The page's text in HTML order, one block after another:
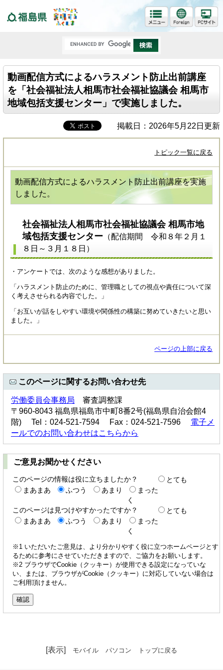
動画配信方式によるハラスメント防止出前講座
を「社会福祉法人相馬市社会福祉協議会 相馬市
地域包括支援センター」で実施しました。
掲載日：2026年5月22日更新
トピック一覧に戻る
動画配信方式によるハラスメント防止出前講座を実施
しました。
社会福祉法人相馬市社会福祉協議会 相馬市地
域包括支援センター​（配信期間 令和８年２月１
８日～３月１８ 日）
・アンケートでは、次のような感想がありました。
「ハラスメント防止のために、管理職としての視点や責任について深
く考えさせられる内容でした。」
「お互いが話をしやすい環境や関係性の構築に努めていきたいと思い
ました。」
ページの上部に戻る
このページに関するお問い合わせ先
労働委員会事務局 審査調整課
〒960-8043 福島県福島市中町8番2号(福島県自治会館4
階) Tel：024-521-7594 Fax：024-521-7596 電子メ
ールでのお問い合わせはこちらから
ご意見お聞かせください
このページの情報は役に立ちましたか？
とても
まあまあ
ふつう あまり
まった
く
このページは見つけやすかったですか？
とても
まあまあ
ふつう あまり
まった
く
※1 いただいたご意見は、より分かりやすく役に立つホームページとす
るために参考にさせていただきますので、ご協力をお願いします。
※2 ブラウザでCookie（クッキー）が使用できる設定になっていな
い、または、ブラウザがCookie（クッキー）に対応していない場合は
ご利用頂けません。
[表示] モバイル パソコン トップに戻る